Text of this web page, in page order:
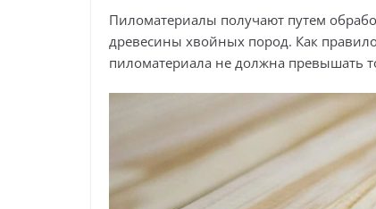
Пиломатериалы получают путем
древесины хвойных пород. Как
пиломатериала не должна превышать